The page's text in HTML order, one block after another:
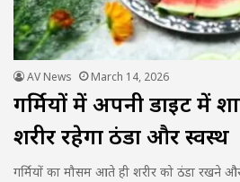
AV News March 14, 2026
गर्मियों में अपनी डाइट में
शरीर रहेगा ठंडा और स्वस्थ
गर्मियों का मौसम आते ही शरीर को ठंडा रखने